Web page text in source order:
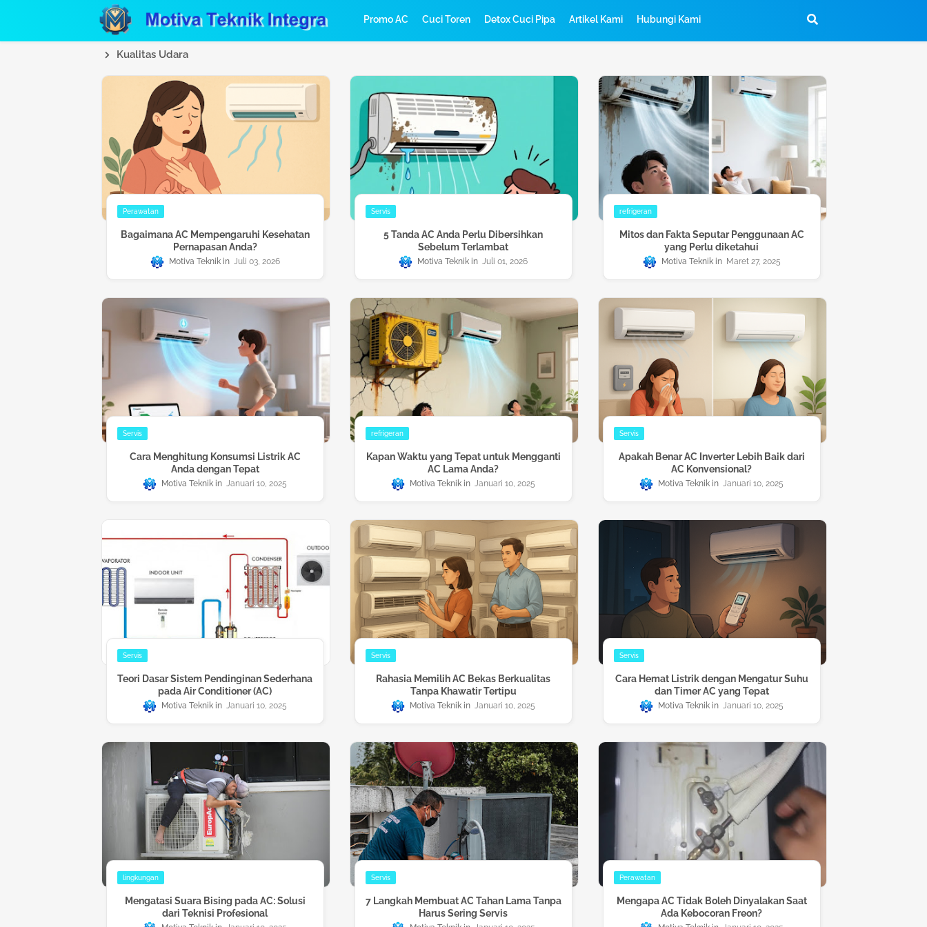
Promo AC Cuci Toren Detox Cuci Pipa Artikel Kami Hubungi Kami
Kualitas Udara
Perawatan
Bagaimana AC Mempengaruhi Kesehatan
Pernapasan Anda?
Motiva Teknik Juli 03, 2026
Servis
5 Tanda AC Anda Perlu Dibersihkan
Sebelum Terlambat
Motiva Teknik Juli 01, 2026
refrigeran
Mitos dan Fakta Seputar Penggunaan AC
yang Perlu diketahui
Motiva Teknik Maret 27, 2025
Servis
Cara Menghitung Konsumsi Listrik AC
Anda dengan Tepat
Motiva Teknik Januari 10, 2025
refrigeran
Kapan Waktu yang Tepat untuk Mengganti
AC Lama Anda?
Motiva Teknik Januari 10, 2025
Servis
Apakah Benar AC Inverter Lebih Baik dari
AC Konvensional?
Motiva Teknik Januari 10, 2025
Servis
Teori Dasar Sistem Pendinginan Sederhana
pada Air Conditioner (AC)
Motiva Teknik Januari 10, 2025
Servis
Rahasia Memilih AC Bekas Berkualitas
Tanpa Khawatir Tertipu
Motiva Teknik Januari 10, 2025
Servis
Cara Hemat Listrik dengan Mengatur Suhu
dan Timer AC yang Tepat
Motiva Teknik Januari 10, 2025
lingkungan
Mengatasi Suara Bising pada AC: Solusi
dari Teknisi Profesional
Servis
7 Langkah Membuat AC Tahan Lama Tanpa
Harus Sering Servis
Perawatan
Mengapa AC Tidak Boleh Dinyalakan Saat
Ada Kebocoran Freon?